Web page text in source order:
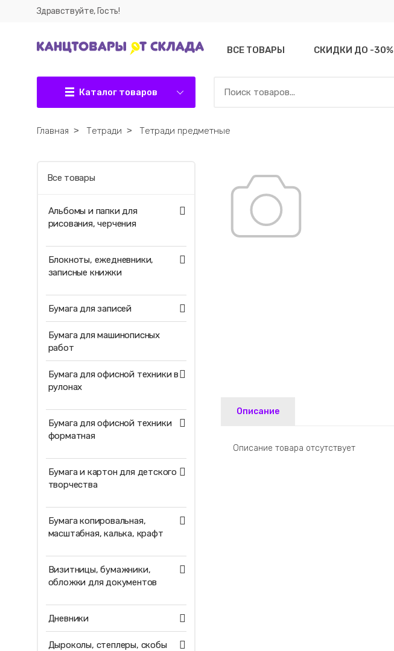
Здравствуйте, Гость!
Каталог товаров
ВСЕ ТОВАРЫ СКИДКИ ДО -30%
Главная ˃ Тетради ˃ Тетради предметные
Описание
Описание товара отсутствует
Все товары
Альбомы и папки для
рисования, черчения
Блокноты, ежедневники,
записные книжки
Бумага для записей
Бумага для машинописных
работ
Бумага для офисной техники в
рулонах
Бумага для офисной техники
форматная
Бумага и картон для детского
творчества
Бумага копировальная,
масштабная, калька, крафт
Визитницы, бумажники,
обложки для документов
Дневники
Дыроколы, степлеры, скобы